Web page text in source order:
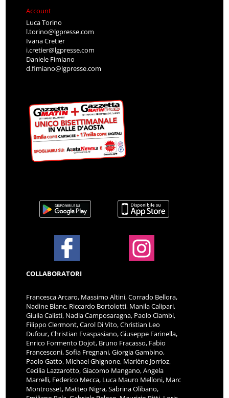
Account
Luca Torino
l.torino@lgpresse.com
Ivana Cretier
i.cretier@lgpresse.com
Daniele Fimiano
d.fimiano@lgpresse.com
COLLABORATORI
Francesca Arcaro, Massimo Altini, Corrado Bellora,
Nadine Blanc, Riccardo Bortolotti, Manila Calipari,
Giulia Calisti, Nadia Camposaragna, Paolo Ciambi,
Filippo Clermont, Carol Di Vito, Christian Leo
Dufour, Christian Evaspasiano, Giuseppe Farinella,
Enrico Formento Dojot, Bruno Fracasso, Fabio
Francesconi, Sofia Fregnani, Giorgia Gambino,
Paolo Gatto, Michael Ghignone, Marlène Jorrioz,
Cecilia Lazzarotto, Giacomo Mangano, Angela
Marrelli, Federico Mecca, Luca Mauro Melloni, Marc
Montrosset, Matteo Nigra, Sabrina Olibano,